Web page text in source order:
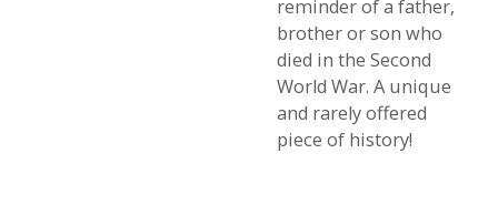
reminder of a father,
brother or son who
died in the Second
World War. A unique
and rarely offered
piece of history!